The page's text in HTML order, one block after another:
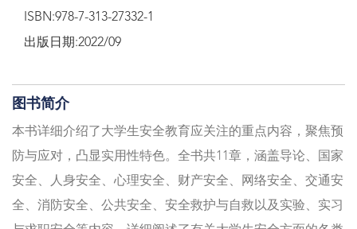
ISBN:978-7-313-27332-1
出版日期:2022/09
图书简介
本书详细介绍了大学生安全教育应关注的重点内容，聚焦预
防与应对，凸显实用性特色。全书共11章，涵盖导论、国家
安全、人身安全、心理安全、财产安全、网络安全、交通安
全、消防安全、公共安全、安全救护与自救以及实验、实习